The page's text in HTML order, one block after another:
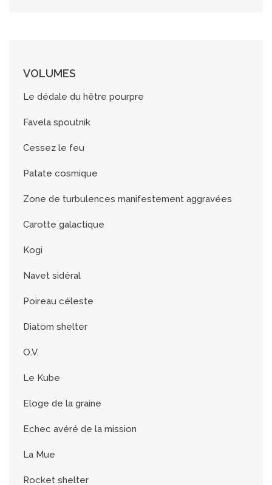
VOLUMES
Le dédale du hêtre pourpre
Favela spoutnik
Cessez le feu
Patate cosmique
Zone de turbulences manifestement aggravées
Carotte galactique
Kogi
Navet sidéral
Poireau céleste
Diatom shelter
O.V.
Le Kube
Eloge de la graine
Echec avéré de la mission
La Mue
Rocket shelter